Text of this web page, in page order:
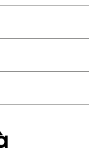
questions.